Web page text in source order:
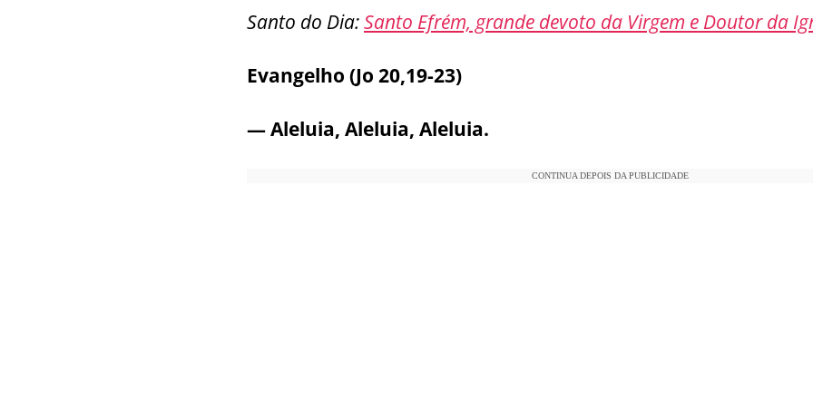
Santo do Dia:Santo Efrém, grande devoto da Virgem e Doutor da
Evangelho (Jo 20,19-23)
— Aleluia, Aleluia, Aleluia.
CONTINUA DEPOIS DA PUBLICIDADE